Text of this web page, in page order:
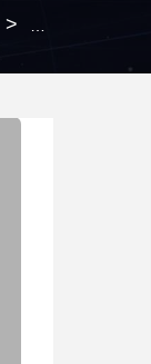
> Duitse Sloten Op